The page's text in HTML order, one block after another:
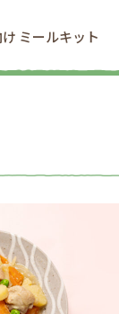
ミールキット